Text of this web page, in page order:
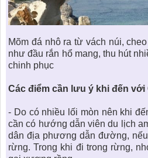
Mõm đá nhô ra từ vách núi,
như đầu rắn hổ mang, thu hút
chinh phục
Các điểm cần lưu ý khi đến với
- Do có nhiều lối mòn nên khi
cần có hướng dẫn viên du lịch
dân địa phương dẫn đường,
rừng. Trong khi đi trong rừng,